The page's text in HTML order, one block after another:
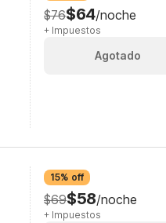
$76$64/noche
+ Impuestos
Agotado
15% off
$69$58/noche
+ Impuestos